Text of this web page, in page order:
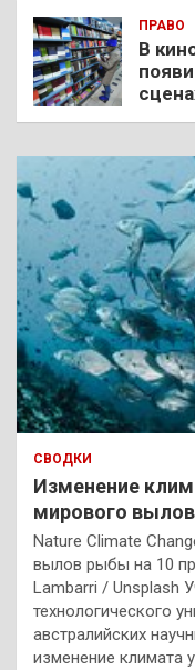
ПРАВО
В
СВОДКИ
Изменение
мирового
Nature Climate
вылов рыбы на 10
Lambarri / Unsplash
технологического
австралийских
изменение климата